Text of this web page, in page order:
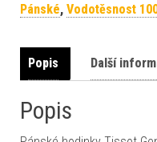
Pánské, Vodotěsnost
Popis Další
Popis